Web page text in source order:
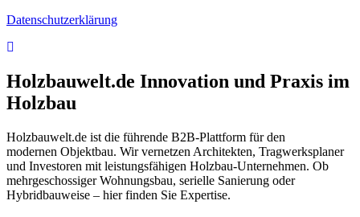
Datenschutzerklärung
Holzbauwelt.de Innovation und Praxis im
Holzbau
Holzbauwelt.de ist die führende B2B-Plattform für den
modernen Objektbau. Wir vernetzen Architekten, Tragwerksplaner
und Investoren mit leistungsfähigen Holzbau-Unternehmen. Ob
mehrgeschossiger Wohnungsbau, serielle Sanierung oder
Hybridbauweise – hier finden Sie Expertise.